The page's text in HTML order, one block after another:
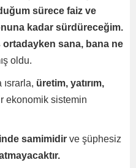
sürece faiz ve
kadar sürdüreceğim.
sana, bana ne
oldu.
üretim, yatırım,
ekonomik sistemin
samimidir ve şüphesiz